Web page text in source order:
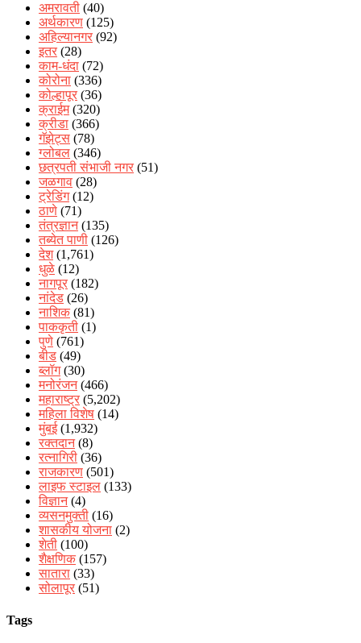
अमरावती (40)
अर्थकारण (125)
अहिल्यानगर (92)
इतर (28)
काम-धंदा (72)
कोरोना (336)
कोल्हापूर (36)
क्राईम(320)
क्रीडा (366)
गॅझेट्स (78)
ग्लोबल (346)
छत्रपती संभाजी नगर (51)
जळगाव (28)
ट्रेडिंग(12)
ठाणे (71)
तंत्रज्ञान(135)
तब्येत पाणी (126)
देश(1,761)
धुळे (12)
नागपूर (182)
नांदेड (26)
नाशिक (81)
पाककृती (1)
पुणे (761)
बीड (49)
ब्लॉग(30)
मनोरंजन(466)
महाराष्ट्र (5,202)
महिला विशेष (14)
मुंबई(1,932)
रक्‍तदान(8)
रत्नागिरी (36)
राजकारण (501)
लाइफ स्टाइल (133)
विज्ञान(4)
व्यसनमुक्ती (16)
शासकीय योजना (2)
शेती (100)
शैक्षणिक (157)
सातारा (33)
सोलापूर (51)
Tags